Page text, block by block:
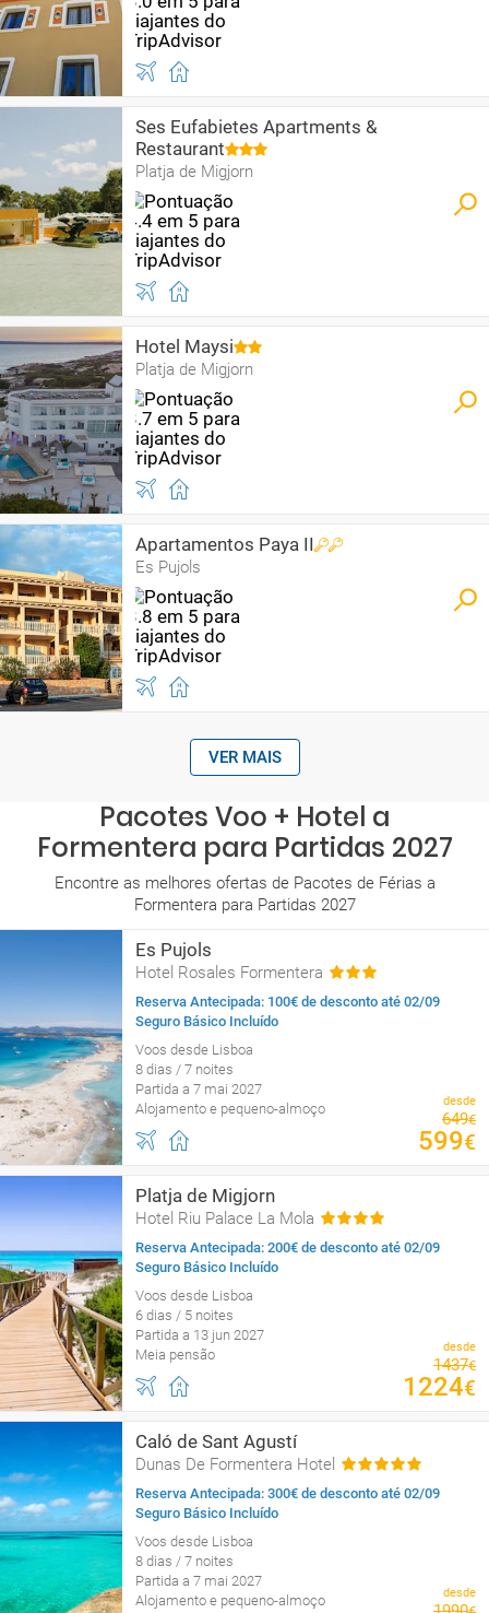
Ses Eufabietes Apartments &
Restaurant
Platja de Migjorn
Hotel Maysi
Platja de Migjorn
Apartamentos Paya II
Es Pujols
VER MAIS
Pacotes Voo + Hotel a
Formentera para Partidas 2027
Encontre as melhores ofertas de Pacotes de Férias a
Formentera para Partidas 2027
Es Pujols
Hotel Rosales Formentera
Reserva Antecipada: 100€ de desconto até 02/09
Seguro Básico Incluído
Voos desde Lisboa
8 dias / 7 noites
Partida a 7 mai 2027
Alojamento e pequeno-almoço
desde
649€
599€
Platja de Migjorn
Hotel Riu Palace La Mola
Reserva Antecipada: 200€ de desconto até 02/09
Seguro Básico Incluído
Voos desde Lisboa
6 dias / 5 noites
Partida a 13 jun 2027
Meia pensão
desde
1437€
1224€
Caló de Sant Agustí
Dunas De Formentera Hotel
Reserva Antecipada: 300€ de desconto até 02/09
Seguro Básico Incluído
Voos desde Lisboa
8 dias / 7 noites
Partida a 7 mai 2027
Alojamento e pequeno-almoço
desde